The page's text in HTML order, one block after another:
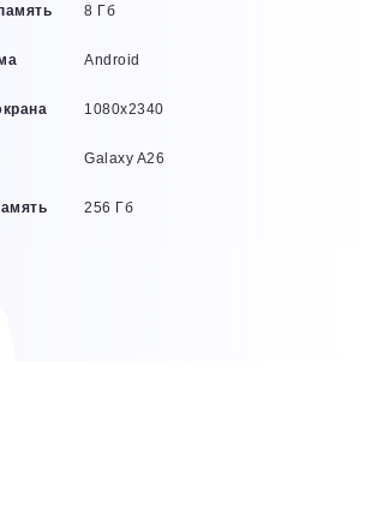
8 Гб
Android
1080х2340
Galaxy A26
256 Гб